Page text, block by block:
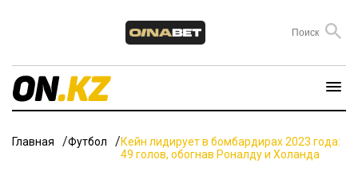
Главная Футбол
Кейн лидирует в бомбардирах 2023 года:
49 голов, обогнав Роналду и Холанда